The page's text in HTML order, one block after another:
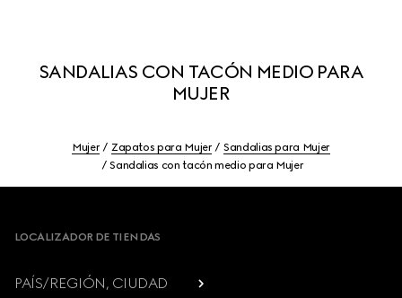
SANDALIAS CON TACÓN MEDIO PARA
MUJER
Mujer Zapatos para Mujer
Sandalias para Mujer
Sandalias con tacón medio para Mujer
LOCALIZADOR DE TIENDAS
PAÍS/REGIÓN, CIUDAD